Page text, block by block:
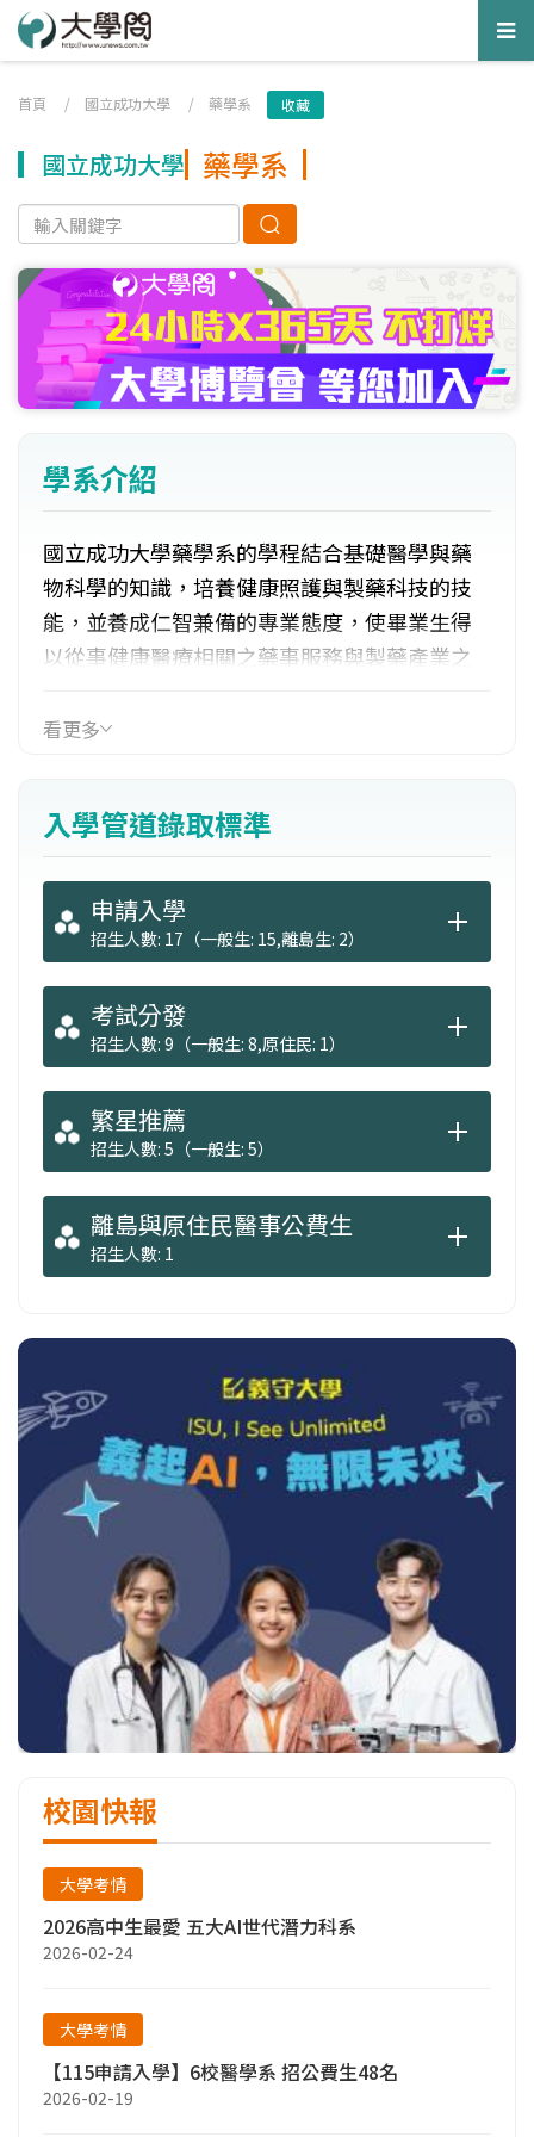
首頁 / 國立成功大學 / 藥學系 收藏
國立成功大學 藥學系
學系介紹
國立成功大學藥學系的學程結合基礎醫學與藥
物科學的知識，培養健康照護與製藥科技的技
能，並養成仁智兼備的專業態度，使畢業生得
以從事健康醫療相關之藥事服務與製藥產業之
師資格。隨著高齡化社會來臨、慢性疾病與長
色日益重要。因此，培養具備專業技能的藥
師，保障民眾用藥安全與效益，是藥學教育的
主要目標之一。
看更多
入學管道錄取標準
申請入學
招生人數: 17（一般生: 15,離島生: 2）
考試分發
招生人數: 9（一般生: 8,原住民: 1）
繁星推薦
招生人數: 5（一般生: 5）
離島與原住民醫事公費生
招生人數: 1
校園快報
大學考情
2026高中生最愛 五大AI世代潛力科系
2026-02-24
大學考情
【115申請入學】6校醫學系 招公費生48名
2026-02-19